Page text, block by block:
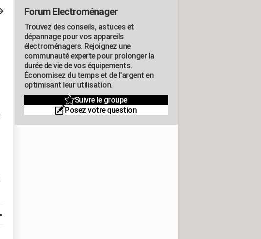
Forum Electroménager
Trouvez des conseils, astuces et
dépannage pour vos appareils
électroménagers. Rejoignez une
communauté experte pour prolonger la
durée de vie de vos équipements.
Économisez du temps et de l'argent en
optimisant leur utilisation.
Suivre le groupe
Posez votre question